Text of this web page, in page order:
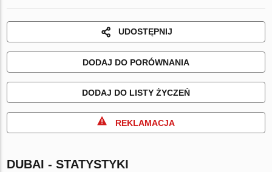
UDOSTĘPNIJ
DODAJ DO PORÓWNANIA
DODAJ DO LISTY ŻYCZEŃ
REKLAMACJA
DUBAI - STATYSTYKI